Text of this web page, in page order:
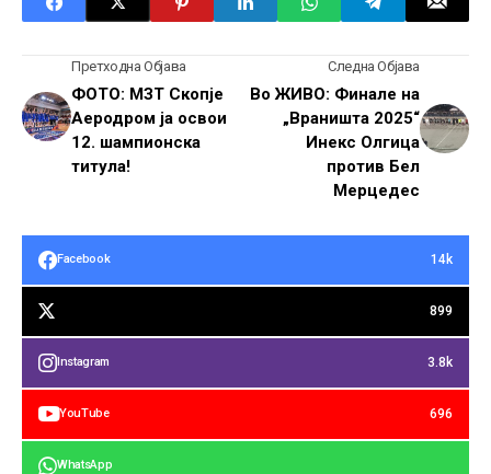
Претходна Објава
ФОТО: МЗТ Скопје
Аеродром ја освои
12. шампионска
титула!
Следна Објава
Во ЖИВО: Финале на
„Враништа 2025“
Инекс Олгица
против Бел
Мерцедес
Facebook 14k
899
Instagram 3.8k
YouTube 696
WhatsApp